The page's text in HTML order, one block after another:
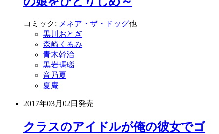
コミック: メネア・ザ・ドッグ他
黒川おとぎ
森崎くるみ
青木幹治
黒岩瑪瑙
音乃夏
夏庵
2017年03月02日 発売
クラスのアイドルが俺の彼女でゴ